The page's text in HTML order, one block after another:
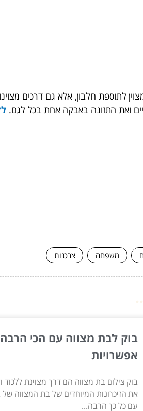
לתוספת חלבון, אלא גם דרכים
ואת התזונה באבקה אחת בכל לגם.
משפחה צרכנות
בוק לבת מצווה עם הכי הרבה
אפשרויות
בוק צילום בת מצווה הם דרך מצוינת ללכוד
את הזיכרונות המיוחדים של בת המצווה
עם כל כך הרבה...